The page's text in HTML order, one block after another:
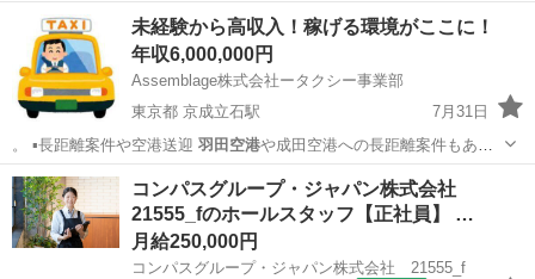
り。自分…
東京 志村坂上駅 ドライバー 未経験
未経験から高収入！稼げる環境がここに！
年収6,000,000円
Assemblage株式会社ータクシー事業部
東京都 京成立石駅
7月31日
。 ▪長距離案件や空港送迎 羽田空港や成田空港への長距離案件もあ
り、収入…
東京 葛飾区 京成立石駅 ドライバー 未経験
コンパスグループ・ジャパン株式会社
21555_fのホールスタッフ【正社員】 …
月給250,000円
コンパスグループ・ジャパン株式会社 21555_f